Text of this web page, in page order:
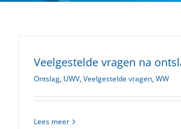
Veelgestelde vragen na
Ontslag, UWV, Veelgestelde vragen, WW
Lees meer